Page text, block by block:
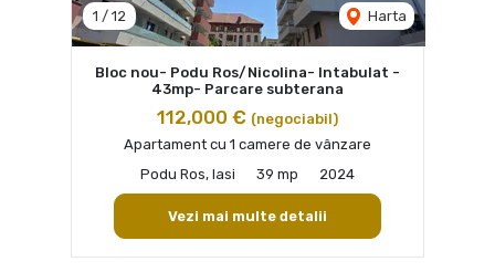
1 / 12 Harta
Bloc nou- Podu Ros/Nicolina- Intabulat -
43mp- Parcare subterana
112,000 € (negociabil)
Apartament cu 1 camere de vânzare
Podu Ros, Iasi
39 mp 2024
Vezi mai multe detalii